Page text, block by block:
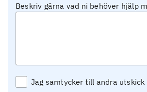
Beskriv gärna vad ni behöver hjälp
Jag samtycker till andra utskick